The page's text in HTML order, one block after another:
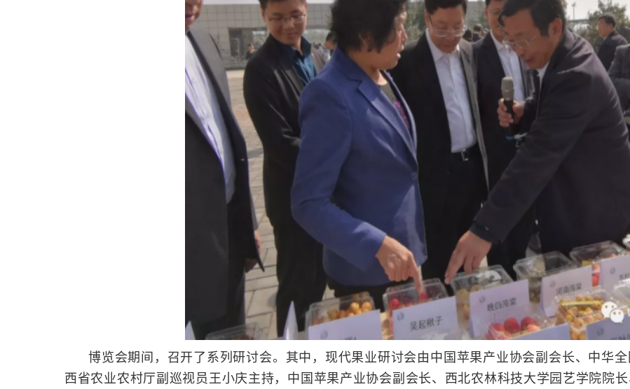
博览会期间，召开了系列研讨会。 其中，现代果业研讨会由中国苹果产业协会副会长、中华
西省农业农村厅副巡视员王小庆主持，中国苹果产业协会副会长、西北农林科技大学园艺学院院